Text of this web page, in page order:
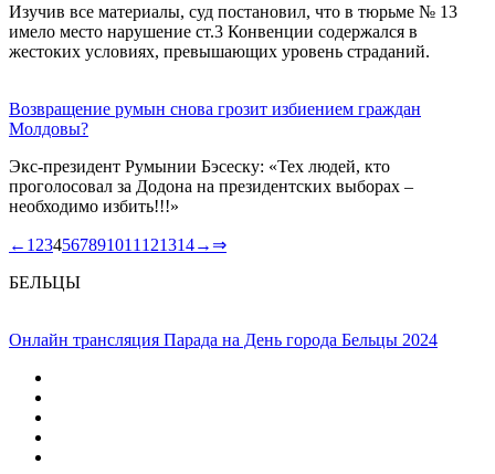
Изучив все материалы, суд постановил, что в тюрьме № 13
имело место нарушение ст.3 Конвенции содержался в
жестоких условиях, превышающих уровень страданий.
Возвращение румын снова грозит избиением граждан
Молдовы?
Экс-президент Румынии Бэсеску: «Тех людей, кто
проголосовал за Додона на президентских выборах –
необходимо избить!!!»
← 1 234567891011 121314→ ⇒
БЕЛЬЦЫ
Онлайн трансляция Парада на День города Бельцы 2024